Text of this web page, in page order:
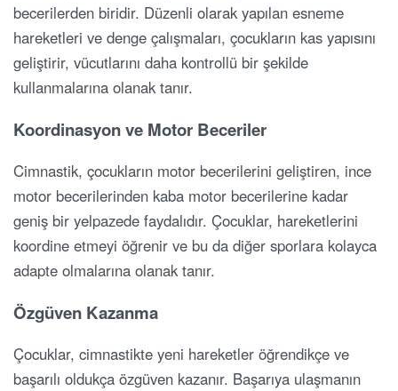
becerilerden biridir. Düzenli olarak yapılan esneme
hareketleri ve denge çalışmaları, çocukların kas yapısını
geliştirir, vücutlarını daha kontrollü bir şekilde
kullanmalarına olanak tanır.
Koordinasyon ve Motor Beceriler
Cimnastik, çocukların motor becerilerini geliştiren, ince
motor becerilerinden kaba motor becerilerine kadar
geniş bir yelpazede faydalıdır. Çocuklar, hareketlerini
koordine etmeyi öğrenir ve bu da diğer sporlara kolayca
adapte olmalarına olanak tanır.
Özgüven Kazanma
Çocuklar, cimnastikte yeni hareketler öğrendikçe ve
başarılı oldukça özgüven kazanır. Başarıya ulaşmanın